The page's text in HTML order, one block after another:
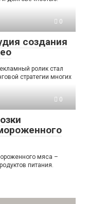
0
создания
ролик стал
стратегии многих
0
мяса –
питания.